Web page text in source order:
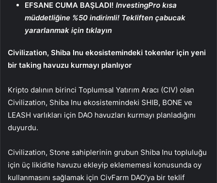
EFSANE CUMA BAŞLADI! InvestingPro kısa
müddetliğine %50 indirimli! Tekliften çabucak
yararlanmak için tıklayın
Civilization, Shiba Inu ekosistemindeki tokenler için yeni
bir taking havuzu kurmayı planlıyor
Kripto dalının birinci Toplumsal Yatırım Aracı (CIV) olan
Civilization, Shiba Inu ekosistemindeki SHIB, BONE ve
LEASH varlıkları için DAO havuzları kurmayı planladığını
duyurdu.
Civilization, Stone sahiplerinin grubun Shiba Inu topluluğu
için üç likidite havuzu ekleyip eklememesi konusunda oy
kullanmasını sağlamak için CivFarm DAO’ya bir teklif